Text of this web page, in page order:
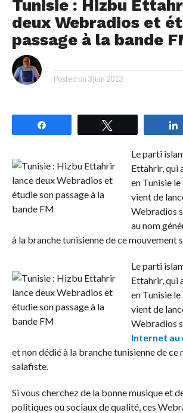
Tunisie : Hizbu
deux Webradios et
passage à la bande
Posted on 3 juin 2013
Le parti
Ettahrir, qui
en Tunisie
vient de
Webradios
au nom
à la branche tunisienne de ce mouvement
Le parti
Ettahrir, qui
en Tunisie
vient de
Webradios
Internet au
et non dédié à la branche tunisienne de ce
salafiste.
Si vous cherchez de la bonne musique et
politiques ou sociaux de qualité, ces